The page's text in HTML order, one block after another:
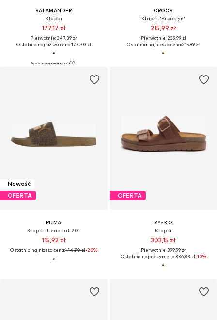
SALAMANDER
Klapki
177,17 zł
Pierwotnie: 347,39 zł
Ostatnia najniższa cena:173,70 zł
CROCS
Klapki 'Brooklyn'
215,99 zł
Pierwotnie: 239,99 zł
Ostatnia najniższa cena:215,99 zł
Nowość
OFERTA
PUMA
Klapki 'Leadcat 20'
115,92 zł
Ostatnia najniższa cena:144,90 zł-20%
OFERTA
RYŁKO
Klapki
303,15 zł
Pierwotnie: 399,99 zł
Ostatnia najniższa cena:336,83 zł-10%